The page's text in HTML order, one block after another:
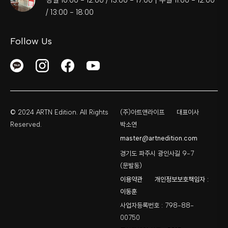
/ 13:00 - 18:00
Follow Us
© 2024 ARTN Edition. All Rights
Reserved.
(주)아트앤라이프
대표이사
박소연
master@artnedition.com
경기도 파주시 광인사길 9-7
(문발동)
이용약관
개인정보보호책임자 :
이동훈
사업자등록번호 : 798-88-
00750